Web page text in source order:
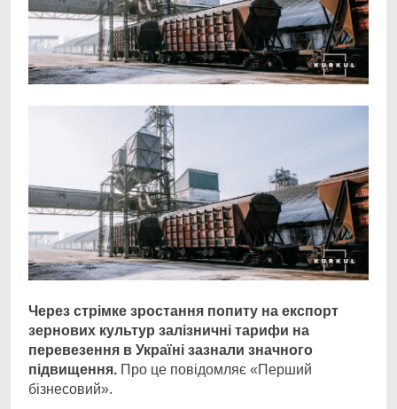
Через стрімке зростання попиту на експорт
зернових культур залізничні тарифи на
перевезення в Україні зазнали значного
підвищення. Про це повідомляє «Перший
бізнесовий».